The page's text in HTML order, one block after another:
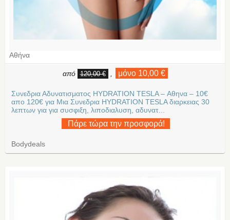
Αθήνα
από 120,00 € μόνο 10,00 €
Συνεδρια Αδυνατισματος HYDRATION TESLA – Αθηνα – 10€
απο 120€ για Μια Συνεδρια HYDRATION TESLA διαρκειας 30
λεπτων για για συσφιξη, λιποδιαλυση, αδυνατ...
Πάρε τώρα την προσφορά!
Bodydeals